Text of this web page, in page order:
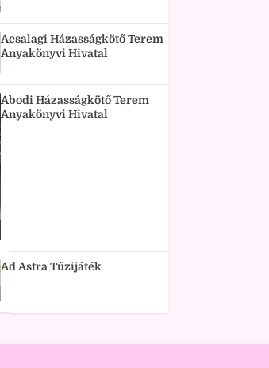
Acsalagi Házasságkötő Terem
Anyakönyvi Hivatal
Abodi Házasságkötő Terem
Anyakönyvi Hivatal
Ad Astra Tűzijáték